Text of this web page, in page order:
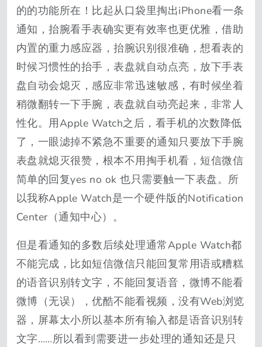
的的功能所在！比起从口袋里掏出iPhone看一条
通知，抬腕看手表确实更有效率也更优雅，借助
内置的重力感应器，抬腕识别很准确，想看表的
时候习惯性的抬手，表盘就自动点亮，放下手表
盘自动会熄灭，感应非常迅速敏感，有时候坐着
稍微翻转一下手腕，表盘就自动亮起来，非常人
性化。用Apple Watch之后，看手机的次数降低
了，一眼滤掉不紧急不重要的通知只要放下手腕
表盘就熄灭很赞，根本不用掏手机看，短信微信
简单的回复yes no ok 也只需要触一下表盘。所
以我称Apple Watch是一个硬件版的Notification
Center（通知中心）。
但是看通知的多数后续处理通常Apple Watch都
不能完成，比如短信微信只能回复常用语或糟糕
的语音识别转文字，不能回复语音，微博不能看
微博（无误），优酷不能看视频，没有Web浏览
器，屏幕太小所以基本所有输入都是语音识别转
文字……所以看到需要进一步处理的通知还是只